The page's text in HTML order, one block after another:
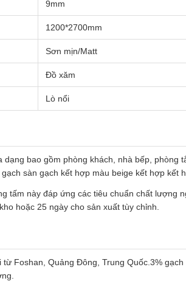
9mm
1200*2700mm
Sơn mịn/Matt
Đồ xăm
Lò nổi
bao gồm phòng khách, nhà bếp,
sàn gạch kết hợp màu beige kết hợp kết
tấm này đáp ứng các tiêu chuẩn chất lượng
hoặc 25 ngày cho sản xuất tùy chỉnh.
Foshan, Quảng Đông, Trung Quốc.3%